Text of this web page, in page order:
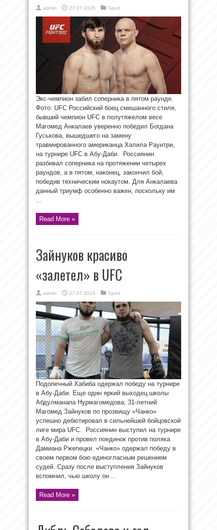
admin 27.07.2026 Sport
Экс-чемпион забил соперника в пятом раунде.
Фото: UFC Российский боец смешанного стиля,
бывший чемпион UFC в полутяжелом весе
Магомед Анкалаев уверенно победил Богдана
Гуськова, вышедшего на замену
травмированного американца Халила Раунтри,
на турнире UFC в Абу-Даби. Россиянин
разбивал соперника на протяжении четырех
раундов, а в пятом, наконец, закончил бой,
победив техническим нокаутом. Для Анкалаева
данный триумф особенно важен, поскольку им
...
Read More »
Зайнуков красиво
«залетел» в UFC
admin 27.07.2026 Sport
Подопечный Хабиба одержал победу на турнире
в Абу-Даби. Еще один яркий выходец школы
Абдулманапа Нурмагомедова, 31-летний
Магомед Зайнуков по прозвищу «Чанко»
успешно дебютировал в сильнейшей бойцовской
лиге мира UFC. Россиянин выступил на турнире
в Абу-Даби и провел поединок против поляка
Дамиана Ржепецки. «Чанко» одержал победу в
своем первом бою единогласным решением
судей. Сразу после выступления Зайнуков
вспомнил, чью школу он ...
Read More »